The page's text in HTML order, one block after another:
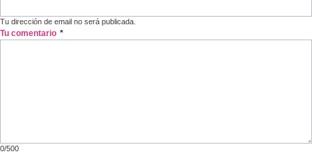
Tu dirección de email no será publicada.
Tu comentario *
0/500